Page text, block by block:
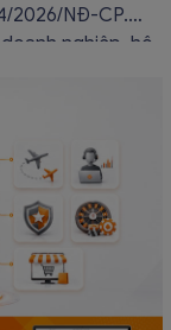
2026/NĐ-CP.
nghiệp, hộ
[…]